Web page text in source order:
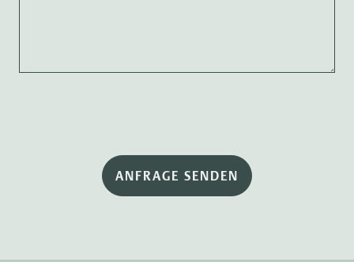
ANFRAGE SENDEN